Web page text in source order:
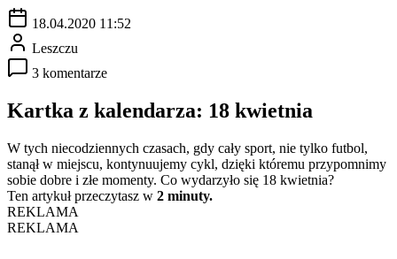
18.04.2020 11:52
Leszczu
3 komentarze
Kartka z kalendarza: 18 kwietnia
W tych niecodziennych czasach, gdy cały sport, nie tylko futbol,
stanął w miejscu, kontynuujemy cykl, dzięki któremu przypomnimy
sobie dobre i złe momenty. Co wydarzyło się 18 kwietnia?
Ten artykuł przeczytasz w 2 minuty.
REKLAMA
REKLAMA